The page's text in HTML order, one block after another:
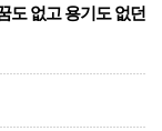
도 없고 용기도 없던